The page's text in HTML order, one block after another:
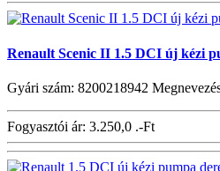
Renault Scenic II 1.5 DCI új kézi
Gyári szám: 8200218942
Fogyasztói ár: 3.250,0 .-Ft